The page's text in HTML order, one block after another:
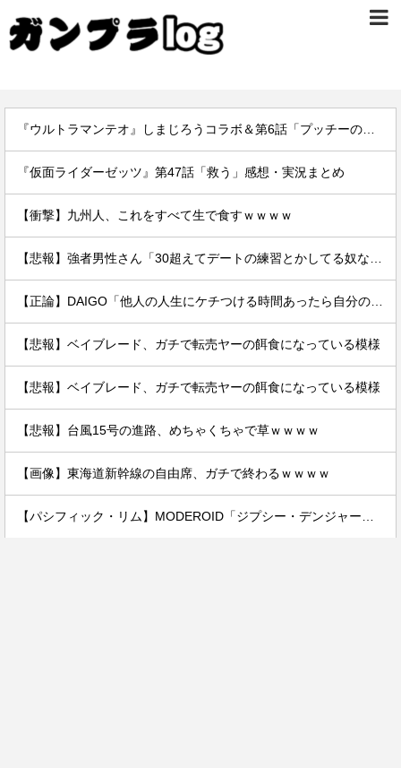
『仮面ライダーゼッツ』第47話「救う」感想・実況まとめ
【衝撃】九州人、これをすべて生で食すｗｗｗｗ
【悲報】ベイブレード、ガチで転売ヤーの餌食になっている模様
【悲報】ベイブレード、ガチで転売ヤーの餌食になっている模様
【悲報】台風15号の進路、めちゃくちゃで草ｗｗｗｗ
【画像】東海道新幹線の自由席、ガチで終わるｗｗｗｗ